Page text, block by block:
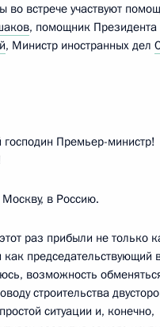
во встрече участвуют
, помощник Президента
, Министр иностранных дел
Премьер-министр!
в Россию.
раз прибыли не только
председательствующий
возможность
строительства
ситуации и, конечно,